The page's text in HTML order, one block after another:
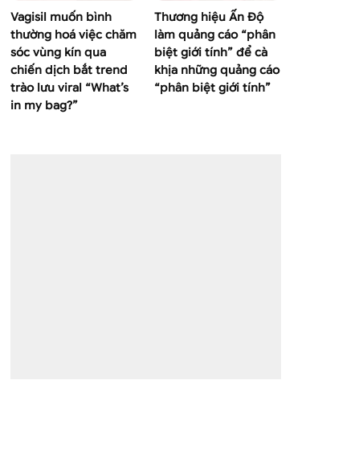
Vagisil muốn bình
thường hoá việc chăm
sóc vùng kín qua
chiến dịch bắt trend
trào lưu viral “What’s
in my bag?”
Thương hiệu Ấn Độ
làm quảng cáo “phân
biệt giới tính” để cà
khịa những quảng cáo
“phân biệt giới tính”